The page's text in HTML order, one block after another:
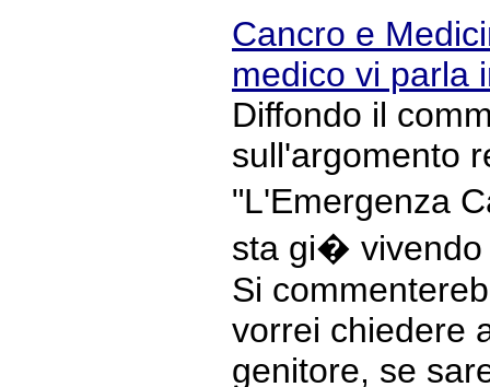
Cancro e
medico vi parla
Diffondo il
sull'argomento
"L'Emergenza
sta gi� vivendo
Si
vorrei chiedere
genitore, se